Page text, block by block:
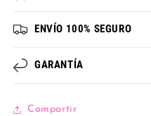
ENVÍO 100% SEGURO
GARANTÍA
Compartir